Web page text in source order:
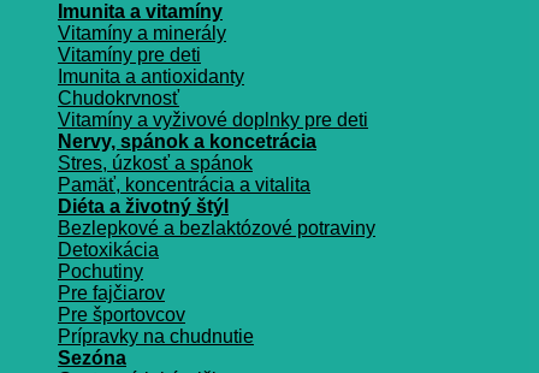
Imunita a vitamíny
Vitamíny a minerály
Vitamíny pre deti
Imunita a antioxidanty
Chudokrvnosť
Vitamíny a vyživové doplnky pre deti
Nervy, spánok a koncetrácia
Stres, úzkosť a spánok
Pamäť, koncentrácia a vitalita
Diéta a životný štýl
Bezlepkové a bezlaktózové potraviny
Detoxikácia
Pochutiny
Pre fajčiarov
Pre športovcov
Prípravky na chudnutie
Sezóna